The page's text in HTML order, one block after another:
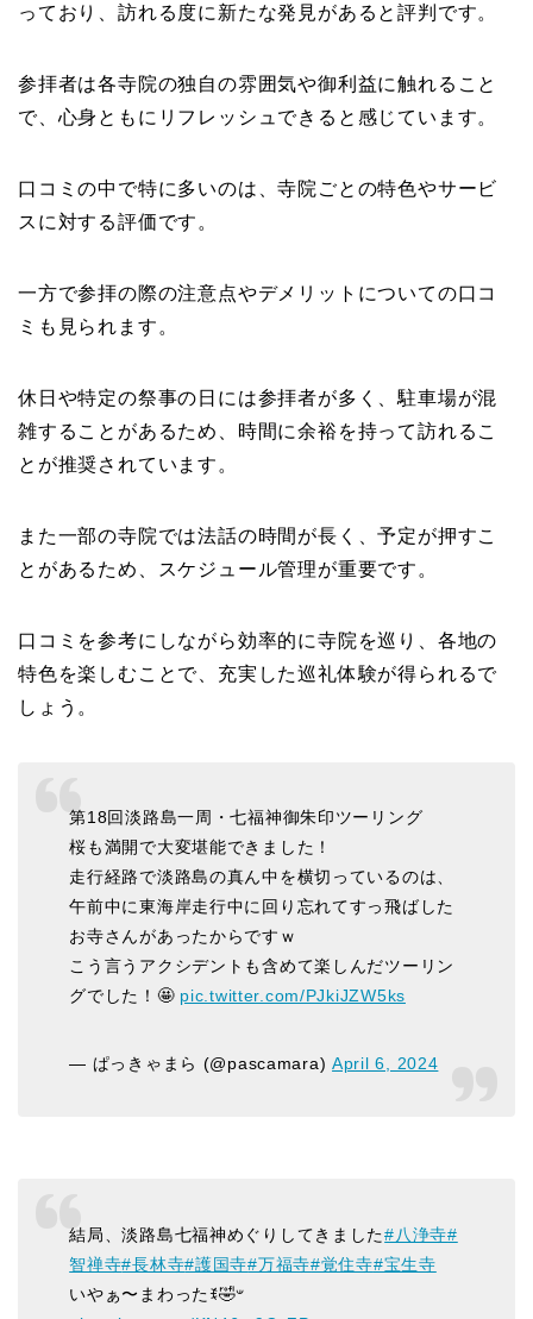
っており、訪れる度に新たな発見があると評判です。
参拝者は各寺院の独自の雰囲気や御利益に触れること
で、心身ともにリフレッシュできると感じています。
口コミの中で特に多いのは、寺院ごとの特色やサービ
スに対する評価です。
一方で参拝の際の注意点やデメリットについての口コ
ミも見られます。
休日や特定の祭事の日には参拝者が多く、駐車場が混
雑することがあるため、時間に余裕を持って訪れるこ
とが推奨されています。
また一部の寺院では法話の時間が長く、予定が押すこ
とがあるため、スケジュール管理が重要です。
口コミを参考にしながら効率的に寺院を巡り、各地の
特色を楽しむことで、充実した巡礼体験が得られるで
しょう。
第18回淡路島一周・七福神御朱印ツーリング
桜も満開で大変堪能できました！
走行経路で淡路島の真ん中を横切っているのは、
午前中に東海岸走行中に回り忘れてすっ飛ばした
お寺さんがあったからですｗ
こう言うアクシデントも含めて楽しんだツーリン
グでした！🤩 pic.twitter.com/PJkiJZW5ks
— ぱっきゃまら (@pascamara)April 6, 2024
結局、淡路島七福神めぐりしてきました#八浄寺#
智禅寺#長林寺#護国寺#万福寺#覚住寺#宝生寺
いやぁ〜まわったꉂ🤣𐤔